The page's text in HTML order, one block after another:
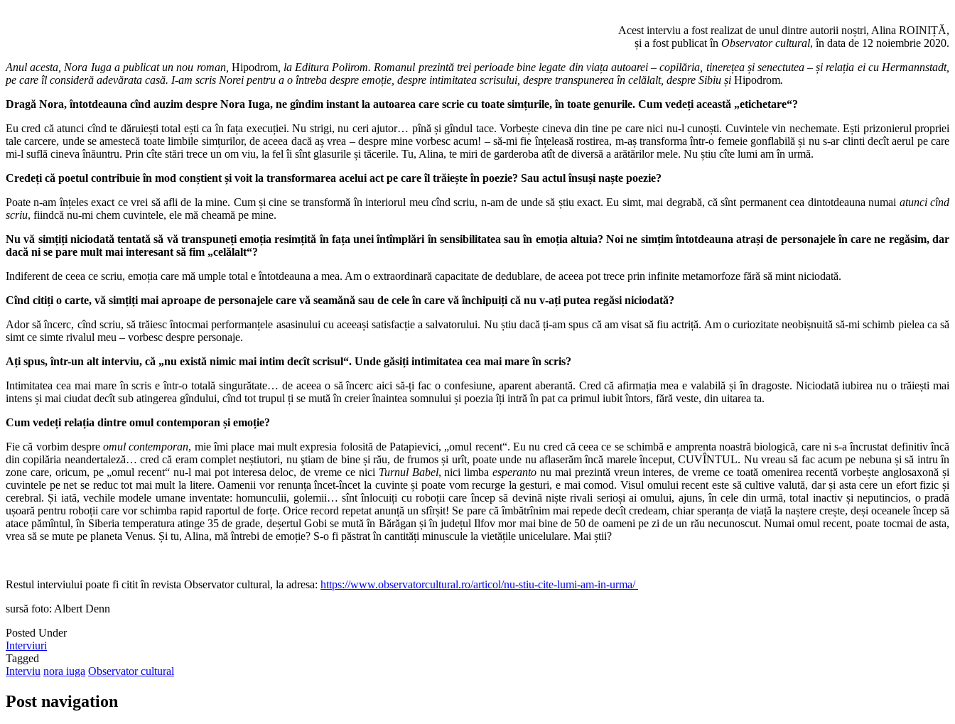
Acest interviu a fost realizat de unul dintre autorii noștri, Alina ROINIȚĂ,
și a fost publicat în Observator cultural, în data de 12 noiembrie 2020.
Anul acesta, Nora Iuga a publicat un nou roman, Hipodrom, la Editura Polirom. Roma­nul prezintă trei perioade bine legate din viața autoarei – copilăria, tinerețea și senectutea – și relația ei cu Hermannstadt,
pe care îl consideră adevărata casă. I-am scris Norei pentru a o întreba despre emoție, despre intimitatea scrisului, despre transpunerea în celălalt, de­spre Sibiu și Hipodrom.
Dragă Nora, întotdeauna cînd auzim despre Nora Iuga, ne gîndim instant la autoarea care scrie cu toate simțurile, în toate genurile. Cum vedeți această „etichetare“?
Eu cred că atunci cînd te dăruiești total ești ca în fața execuției. Nu strigi, nu ceri ajutor… pînă și gîndul tace. Vorbește cineva din tine pe care nici nu-l cunoști. Cuvintele vin nechemate. Ești prizonierul propriei
tale carcere, unde se amestecă toate limbile simțurilor, de aceea dacă aș vrea – despre mine vorbesc acum! – să-mi fie înțeleasă rostirea, m-aș transforma într-o femeie gonflabilă și nu s-ar clinti decît aerul pe care
mi-l suflă cineva înăuntru. Prin cîte stări trece un om viu, la fel îi sînt glasurile și tăcerile. Tu, Alina, te miri de garderoba atît de diversă a arătărilor mele. Nu știu cîte lumi am în urmă.
Credeți că poetul contribuie în mod conștient și voit la transformarea acelui act pe care îl trăiește în poezie? Sau actul însuși naște poezie?
Poate n-am înțeles exact ce vrei să afli de la mine. Cum și cine se transformă în interiorul meu cînd scriu, n-am de unde să știu exact. Eu simt, mai degrabă, că sînt permanent cea dintotdeauna numai atunci cînd
scriu, fiindcă nu-mi chem cuvintele, ele mă cheamă pe mine.
Nu vă simțiți niciodată tentată să vă transpuneți emoția resimțită în fața unei întîmplări în sensibilitatea sau în emoția altuia? Noi ne simțim întotdeauna atrași de personajele în care ne regăsim, dar
dacă ni se pare mult mai interesant să fim „celălalt“?
Indiferent de ceea ce scriu, emoția care mă umple total e întotdeauna a mea. Am o extraordinară capacitate de dedublare, de aceea pot trece prin infinite metamorfoze fără să mint niciodată.
Cînd citiți o carte, vă simțiți mai aproa­pe de personajele care vă seamănă sau de cele în care vă închipuiți că nu v-ați putea regăsi niciodată?
Ador să încerc, cînd scriu, să trăiesc întocmai performanțele asasinului cu aceeași satisfacție a salvatorului. Nu știu dacă ți-am spus că am visat să fiu actriță. Am o curiozitate neobișnuită să-mi schimb pielea ca să
simt ce simte rivalul meu – vorbesc despre personaje.
Ați spus, într-un alt interviu, că „nu există nimic mai intim decît scrisul“. Un­de găsiți intimitatea cea mai mare în scris?
Intimitatea cea mai mare în scris e într-o totală singurătate… de aceea o să încerc aici să-ți fac o confesiune, aparent aberantă. Cred că afirmația mea e valabilă și în dragoste. Niciodată iubirea nu o trăiești mai
intens și mai ciudat decît sub atingerea gîndului, cînd tot trupul ți se mută în creier înaintea somnului și poezia îți intră în pat ca primul iubit întors, fără veste, din uitarea ta.
Cum vedeți relația dintre omul contemporan și emoție?
Fie că vorbim despreomul contemporan, mie îmi place mai mult expresia folosită de Patapievici, „omul recent“. Eu nu cred că ceea ce se schimbă e amprenta noastră biologică, care ni s-a încrustat definitiv încă
din copilăria neandertaleză… cred că eram complet neștiutori, nu ştiam de bine și rău, de frumos și urît, poate unde nu aflaserăm încă marele început, CUVÎNTUL. Nu vreau să fac acum pe nebuna și să intru în
zone care, oricum, pe „omul recent“ nu-l mai pot interesa deloc, de vreme ce nici Turnul Babel, nici lim­baesperanto nu mai prezintă vreun interes, de vreme ce toată omenirea recentă vorbeș­te anglosaxonă și
cuvintele pe net se reduc tot mai mult la litere. Oamenii vor renunța încet-încet la cuvinte și poate vom recurge la gesturi, e mai comod. Visul omului recent este să cultive valută, dar și asta cere un efort fizic și
cerebral. Și iată, vechile modele umane inventate: homunculii, golemii… sînt înlocuiți cu roboții care încep să devină niște rivali serioși ai omului, ajuns, în cele din urmă, total inactiv și neputincios, o pradă
ușoară pentru roboții care vor schimba rapid raportul de forțe. Orice record repetat a­nunță un sfîrșit! Se pare că îmbătrînim mai repede decît credeam, chiar speranța de viață la naștere crește, deși oceanele încep să
atace pămîntul, în Siberia temperatura atinge 35 de grade, deșertul Gobi se mută în Bărăgan și în județul Ilfov mor mai bine de 50 de oameni pe zi de un rău necunoscut. Numai omul recent, poate tocmai de asta,
vrea să se mute pe planeta Venus. Și tu, Alina, mă întrebi de emoție? S-o fi păstrat în cantități minuscule la vietățile unicelulare. Mai știi?
Restul interviului poate fi citit în revista Observator cultural, la adresa: https://www.observatorcultural.ro/articol/nu-stiu-cite-lumi-am-in-urma/
sursă foto: Albert Denn
Posted Under
Interviuri
Tagged
Interviu nora iuga Observator cultural
Post navigation